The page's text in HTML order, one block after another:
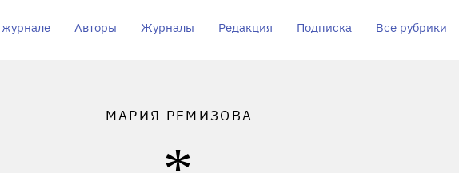
Авторы Журналы Редакция Подписка Все рубрики
МАРИЯ РЕМИЗОВА